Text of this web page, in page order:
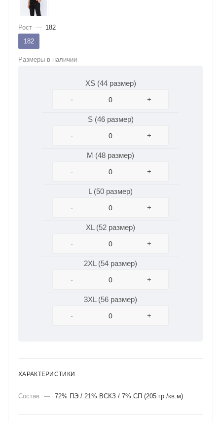
Рост — 182
182
Размеры в наличии
XS (44 размер)
-
+
S (46 размер)
-
+
M (48 размер)
-
+
L (50 размер)
-
+
XL (52 размер)
-
+
2XL (54 размер)
-
+
3XL (56 размер)
-
+
ХАРАКТЕРИСТИКИ
Состав — 72% ПЭ / 21% ВСКЗ / 7% СП (205 гр./кв.м)